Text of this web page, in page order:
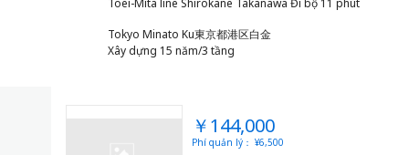
Tokyo Minato Ku東京都港区白金
Xây dựng 15 năm/3 tầng
￥144,000
Phí quản lý： ¥6,500